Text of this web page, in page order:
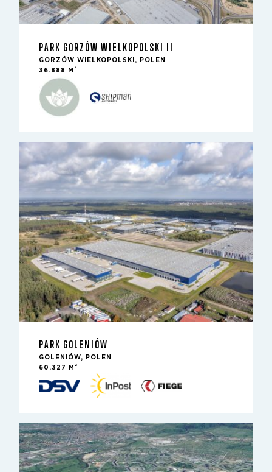
PARK GORZÓW WIELKOPOLSKI II
GORZÓW WIELKOPOLSKI, POLEN
36.888 M
2
PARK GOLENIÓW
GOLENIÓW, POLEN
60.327 M
2